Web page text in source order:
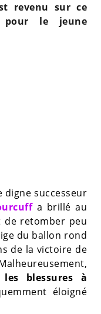
revenu sur ce
le jeune
digne successeur
a brillé au
de retomber peu
du ballon rond
de la victoire de
les blessures à
éloigné